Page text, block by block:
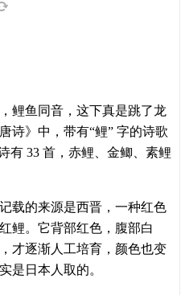
鲤鱼同音，这下真是跳了龙
诗》中，带有“鲤” 字的诗歌
有 33 首，赤鲤、金鲫、素鲤
载的来源是西晋，一种红色
鲤。它背部红色，腹部白
才逐渐人工培育，颜色也变
是日本人取的。